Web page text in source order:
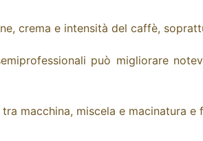
crema e intensità del caffè,
può migliorare
macchina, miscela e macinatura e